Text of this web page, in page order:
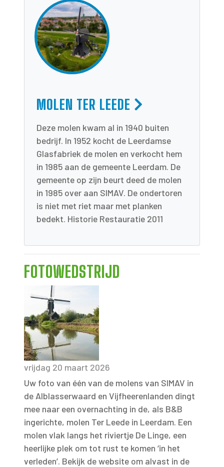
MOLEN TER LEEDE
Deze molen kwam al in 1940 buiten
bedrijf. In 1952 kocht de Leerdamse
Glasfabriek de molen en verkocht hem
in 1985 aan de gemeente Leerdam. De
gemeente op zijn beurt deed de molen
in 1985 over aan SIMAV. De ondertoren
is niet met riet maar met planken
bedekt. Historie Restauratie 2011
FOTOWEDSTRIJD
vrijdag 20 maart 2026
Uw foto van één van de molens van SIMAV in
de Alblasserwaard en Vijfheerenlanden dingt
mee naar een overnachting in de, als B&B
ingerichte, molen Ter Leede in Leerdam. Een
molen vlak langs het riviertje De Linge, een
heerlijke plek om tot rust te komen ‘in het
verleden’. Bekijk de website om alvast in de